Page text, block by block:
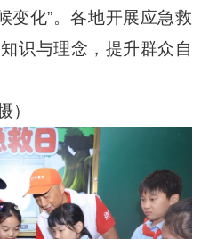
变化”。各地开展应急救
识与理念，提升群众自
）